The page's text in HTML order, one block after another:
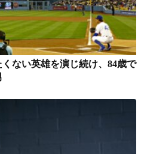
ない英雄を演じ続け、84歳で